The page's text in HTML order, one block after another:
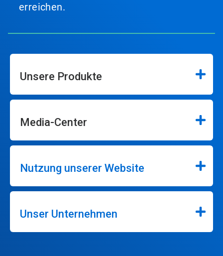
erreichen.
Unsere Produkte
Media-Center
Nutzung unserer Website
Unser Unternehmen